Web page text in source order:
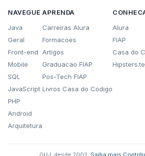
NAVEGUE
Java
Geral
Front-end
Mobile
SQL
JavaScript
PHP
Android
Arquitetura
APRENDA
Carreiras Alura
Formacoes
Artigos
Graduacao FIAP
Pos-Tech FIAP
Livros Casa do Codigo
Alura
FIAP
Casa do